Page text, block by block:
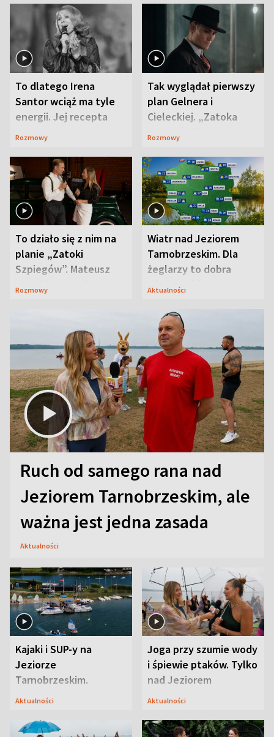
To dlatego Irena
Santor wciąż ma tyle
energii. Jej recepta
jest zaskakująco
Rozmowy
Tak wyglądał pierwszy
plan Gelnera i
Cieleckiej. „Zatoka
szpiegów” od razu ich
Rozmowy
To działo się z nim na
planie „Zatoki
Szpiegów”. Mateusz
Janicki odsłonił
Rozmowy
Wiatr nad Jeziorem
Tarnobrzeskim. Dla
żeglarzy to dobra
wiadomość
Aktualności
Ruch od samego rana nad
Jeziorem Tarnobrzeskim, ale
ważna jest jedna zasada
Aktualności
Kajaki i SUP-y na
Jeziorze
Tarnobrzeskim.
Przyrodnicy zwracają
Aktualności
Joga przy szumie wody
i śpiewie ptaków. Tylko
nad Jeziorem
Tarnobrzeskim
Aktualności